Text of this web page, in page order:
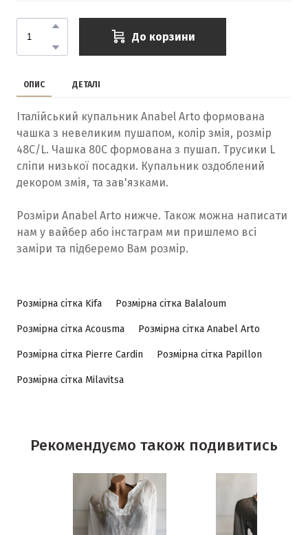
До корзини
ОПИС ДЕТАЛІ
Італійський купальник Anabel Arto формована
чашка з невеликим пушапом, колір змія, розмір
48С/L. Чашка 80С формована з пушап. Трусики L
сліпи низької посадки. Купальник оздоблений
декором змія, та зав'язками.
Розміри Anabel Arto нижче. Також можна написати
нам у вайбер або інстаграм ми пришлемо всі
заміри та підберемо Вам розмір.
Розмірна сітка Kifa Розмірна сітка Balaloum
Розмірна сітка Acousma Розмірна сітка Anabel Arto
Розмірна сітка Pierre Cardin Розмірна сітка Papillon
Розмірна сітка Milavitsa
Рекомендуємо також подивитись